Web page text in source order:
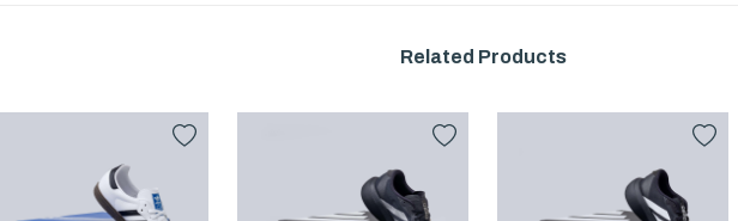
Related Products